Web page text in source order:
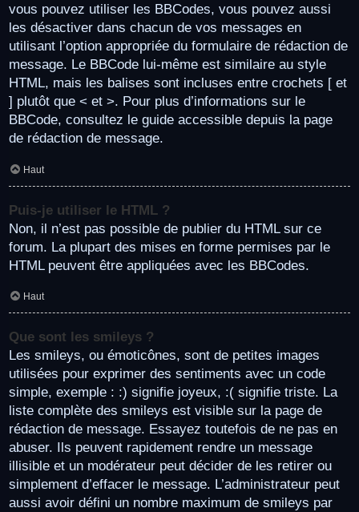
vous pouvez utiliser les BBCodes, vous pouvez aussi
les désactiver dans chacun de vos messages en
utilisant l’option appropriée du formulaire de rédaction de
message. Le BBCode lui-même est similaire au style
HTML, mais les balises sont incluses entre crochets [ et
] plutôt que < et >. Pour plus d’informations sur le
BBCode, consultez le guide accessible depuis la page
de rédaction de message.
Haut
Puis-je utiliser le HTML ?
Non, il n’est pas possible de publier du HTML sur ce
forum. La plupart des mises en forme permises par le
HTML peuvent être appliquées avec les BBCodes.
Haut
Que sont les smileys ?
Les smileys, ou émoticônes, sont de petites images
utilisées pour exprimer des sentiments avec un code
simple, exemple : :) signifie joyeux, :( signifie triste. La
liste complète des smileys est visible sur la page de
rédaction de message. Essayez toutefois de ne pas en
abuser. Ils peuvent rapidement rendre un message
illisible et un modérateur peut décider de les retirer ou
simplement d’effacer le message. L’administrateur peut
aussi avoir défini un nombre maximum de smileys par